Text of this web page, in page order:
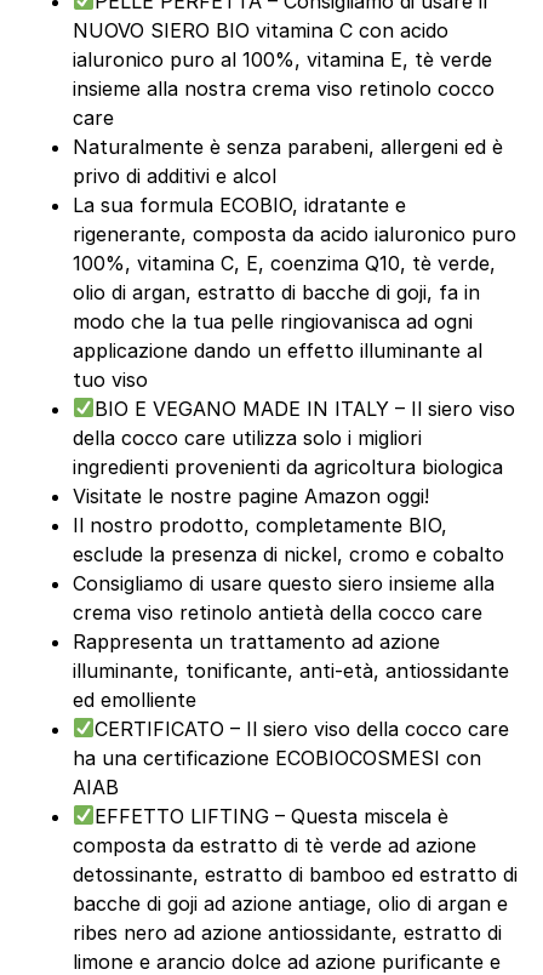
NUOVO SIERO BIO vitamina C con acido
ialuronico puro al 100%, vitamina E, tè verde
insieme alla nostra crema viso retinolo cocco
care
Naturalmente è senza parabeni, allergeni ed è
privo di additivi e alcol
La sua formula ECOBIO, idratante e
rigenerante, composta da acido ialuronico puro
100%, vitamina C, E, coenzima Q10, tè verde,
olio di argan, estratto di bacche di goji, fa in
modo che la tua pelle ringiovanisca ad ogni
applicazione dando un effetto illuminante al
tuo viso
BIO E VEGANO MADE IN ITALY – Il siero viso
della cocco care utilizza solo i migliori
ingredienti provenienti da agricoltura biologica
Visitate le nostre pagine Amazon oggi!
Il nostro prodotto, completamente BIO,
esclude la presenza di nickel, cromo e cobalto
Consigliamo di usare questo siero insieme alla
crema viso retinolo antietà della cocco care
Rappresenta un trattamento ad azione
illuminante, tonificante, anti-età, antiossidante
ed emolliente
CERTIFICATO – Il siero viso della cocco care
ha una certificazione ECOBIOCOSMESI con
AIAB
EFFETTO LIFTING – Questa miscela è
composta da estratto di tè verde ad azione
detossinante, estratto di bamboo ed estratto di
bacche di goji ad azione antiage, olio di argan e
ribes nero ad azione antiossidante, estratto di
limone e arancio dolce ad azione purificante e